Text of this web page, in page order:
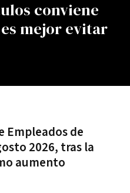
conviene
mejor evitar
Empleados de
2026, tras la
aumento